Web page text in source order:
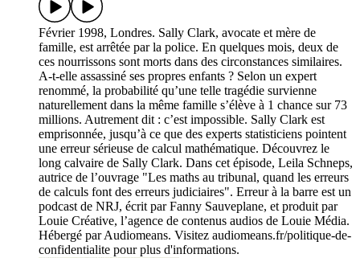
Février 1998, Londres. Sally Clark, avocate et mère de
famille, est arrêtée par la police. En quelques mois, deux de
ces nourrissons sont morts dans des circonstances similaires.
A-t-elle assassiné ses propres enfants ? Selon un expert
renommé, la probabilité qu’une telle tragédie survienne
naturellement dans la même famille s’élève à 1 chance sur 73
millions. Autrement dit : c’est impossible. Sally Clark est
emprisonnée, jusqu’à ce que des experts statisticiens pointent
une erreur sérieuse de calcul mathématique. Découvrez le
long calvaire de Sally Clark. Dans cet épisode, Leila Schneps,
autrice de l’ouvrage "Les maths au tribunal, quand les erreurs
de calculs font des erreurs judiciaires". Erreur à la barre est un
podcast de NRJ, écrit par Fanny Sauveplane, et produit par
Louie Créative, l’agence de contenus audios de Louie Média.
Hébergé par Audiomeans. Visitez audiomeans.fr/politique-de-
confidentialite pour plus d'informations.